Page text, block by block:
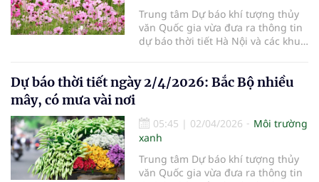
Trung tâm Dự báo khí tượng thủy
văn Quốc gia vừa đưa ra thông tin
dự báo thời tiết Hà Nội và các khu
Dự báo thời tiết ngày 2/4/2026: Bắc Bộ nhiều
mây, có mưa vài nơi
05:45 | 02/04/2026
Môi trường
xanh
Trung tâm Dự báo khí tượng thủy
văn Quốc gia vừa đưa ra thông tin